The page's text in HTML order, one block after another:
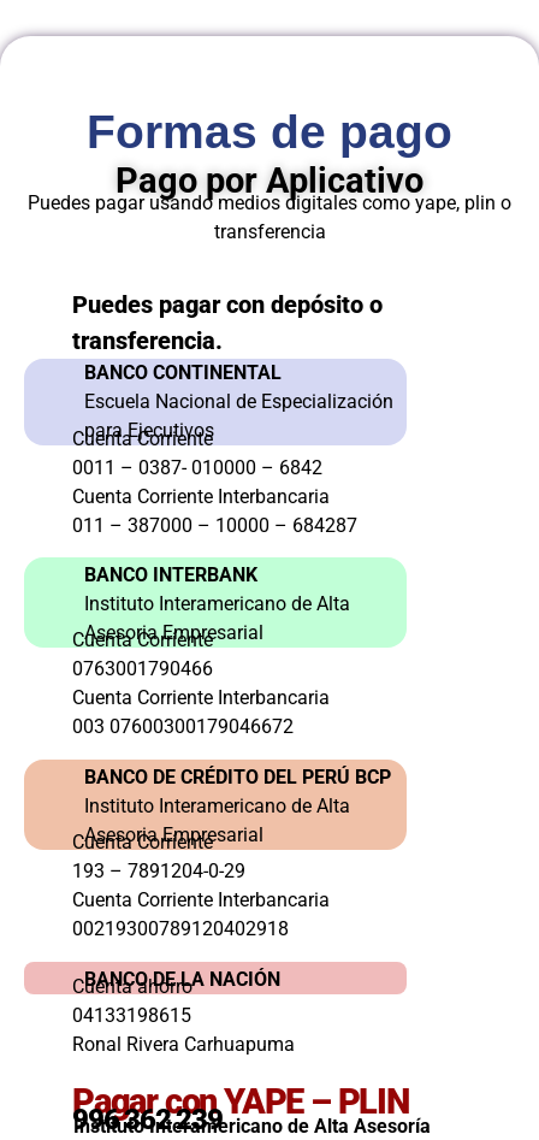
Formas de pago
Pago por Aplicativo
Puedes pagar usando medios digitales como yape, plin o
transferencia
Puedes pagar con depósito o
transferencia.
BANCO CONTINENTAL
Escuela Nacional de Especialización
para Ejecutivos
Cuenta Corriente
0011 – 0387- 010000 – 6842
Cuenta Corriente Interbancaria
011 – 387000 – 10000 – 684287
BANCO INTERBANK
Instituto Interamericano de Alta
Asesoria Empresarial
Cuenta Corriente
0763001790466
Cuenta Corriente Interbancaria
003 07600300179046672
BANCO DE CRÉDITO DEL PERÚ BCP
Instituto Interamericano de Alta
Asesoria Empresarial
Cuenta Corriente
193 – 7891204-0-29
Cuenta Corriente Interbancaria
00219300789120402918
BANCO DE LA NACIÓN
Cuenta ahorro
04133198615
Ronal Rivera Carhuapuma
Pagar con YAPE – PLIN
996 362 239
Instituto Interamericano de Alta Asesoría